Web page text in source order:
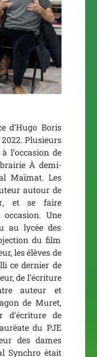
d’Hugo Boris
Plusieurs
l’occasion de
À demi-
Maïmat. Les
autour de
, et se faire
Une
au lycée des
du film
les élèves de
ce dernier de
de l’écriture
auteur et
de Muret,
de
du PJE
des dames
Synchro était